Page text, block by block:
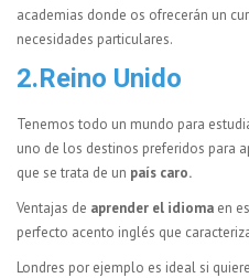
academias donde os ofrecerán un
necesidades particulares.
2.Reino Unido
Tenemos todo un mundo para
uno de los destinos preferidos para
que se trata de un país caro.
Ventajas de aprender el idioma en
perfecto acento inglés que
Londres por ejemplo es ideal si